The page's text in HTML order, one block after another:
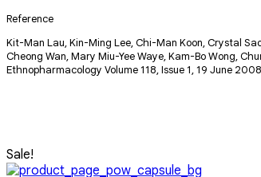
Reference
Kit-Man Lau, Kin-Ming Lee, Chi-Man Koon, Crystal
Cheong Wan, Mary Miu-Yee Waye, Kam-Bo Wong,
Ethnopharmacology Volume 118, Issue 1, 19 June
Sale!